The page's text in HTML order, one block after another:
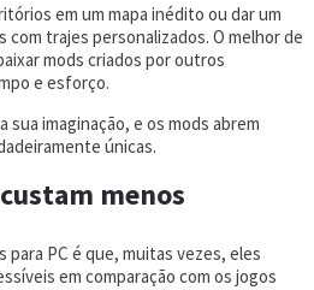
em um mapa inédito ou dar um
trajes personalizados. O melhor de
mods criados por outros
e esforço.
sua imaginação, e os mods abrem
únicas.
menos
para PC é que, muitas vezes, eles
em comparação com os jogos